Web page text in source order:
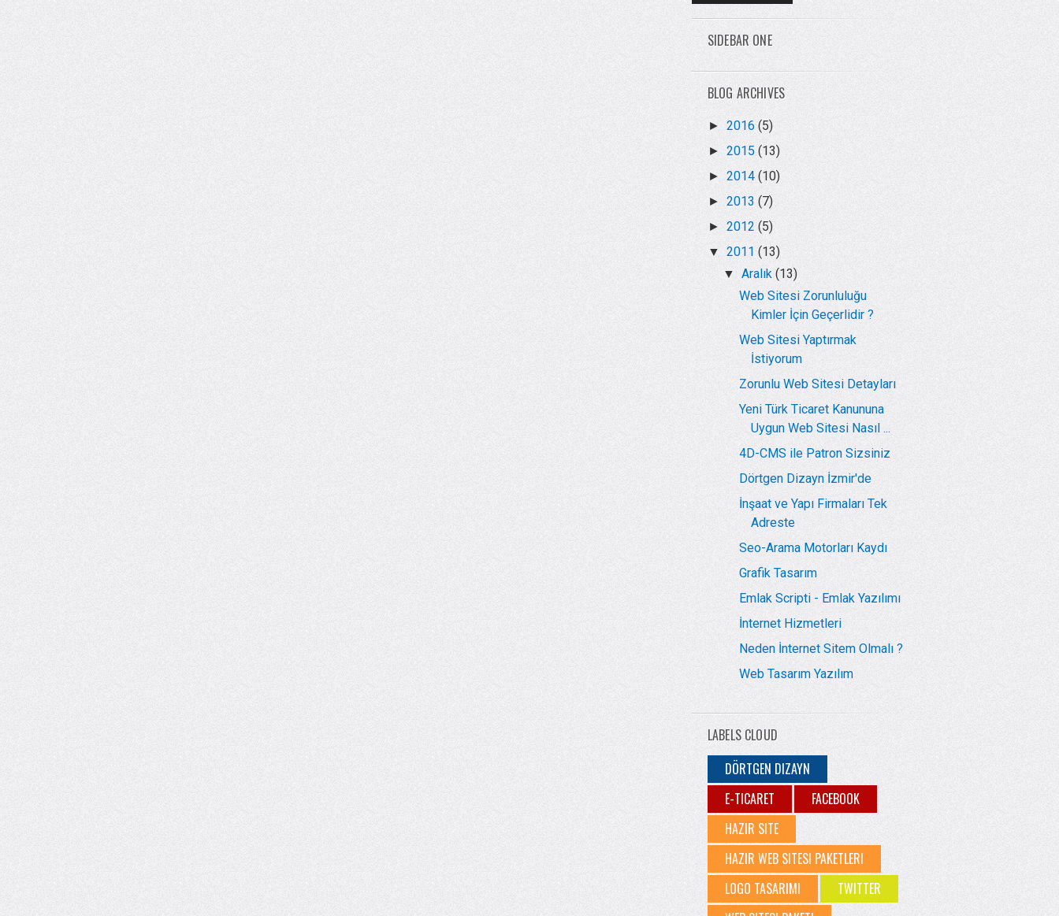
SIDEBAR ONE
BLOG ARCHIVES
► 2016 (5)
► 2015 (13)
► 2014 (10)
► 2013 (7)
► 2012 (5)
▼ 2011 (13)
▼Aralık(13)
Web Sitesi Zorunluluğu
Kimler İçin Geçerlidir ?
Web Sitesi Yaptırmak
İstiyorum
Zorunlu Web Sitesi Detayları
Yeni Türk Ticaret Kanununa
Uygun Web Sitesi Nasıl ...
4D-CMS ile Patron Sizsiniz
Dörtgen Dizayn İzmir'de
İnşaat ve Yapı Firmaları Tek
Adreste
Seo-Arama Motorları Kaydı
Grafik Tasarım
Emlak Scripti - Emlak Yazılımı
İnternet Hizmetleri
Neden İnternet Sitem Olmalı ?
Web Tasarım Yazılım
LABELS CLOUD
DÖRTGEN DIZAYN
E-TICARET
FACEBOOK
HAZIR SITE
HAZIR WEB SITESI PAKETLERI
LOGO TASARIMI
TWITTER